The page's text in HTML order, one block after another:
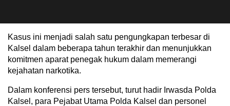
Kasus ini menjadi salah satu pengungkapan terbesar di
Kalsel dalam beberapa tahun terakhir dan menunjukkan
komitmen aparat penegak hukum dalam memerangi
kejahatan narkotika.
Dalam konferensi pers tersebut, turut hadir Irwasda Polda
Kalsel, para Pejabat Utama Polda Kalsel dan personel